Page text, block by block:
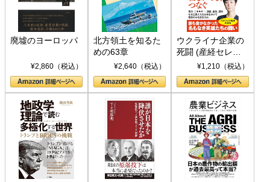
廃墟のヨーロッパ
¥2,860（税込）
北方領土を知るた
めの63章
¥2,640（税込）
ウクライナ企業の
死闘 (産経セレク
ト S 039)¥1,210（税込）